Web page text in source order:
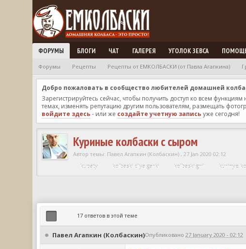
ФОРУМЫ БЛОГИ ЧАТ ГАЛЕРЕЯ УГОЛОК ЗЕВСА
Форумы Рецепты Рецепты от ЕМКОЛБАСКИ (от Павла Агапкина)
Добро пожаловать в сообщество любителей домашней
Зарегистрируйтесь сейчас, чтобы получить доступ ко всем
темах, изменять репутацию другим пользователям, размещать
войдите здесь - или же создайте учетную запись уже сегодня!
Куриные колбаски с сыром
Автор темы: Павел Агапкин (Колбаскин) ,27 Jan 2020 02:12
kupaty
kolbaski dlya garki kolbaski gril kurinye
17 ответов в этой теме
Павел Агапкин (Колбаскин)Опубликовано27 January 2020 - 02:12